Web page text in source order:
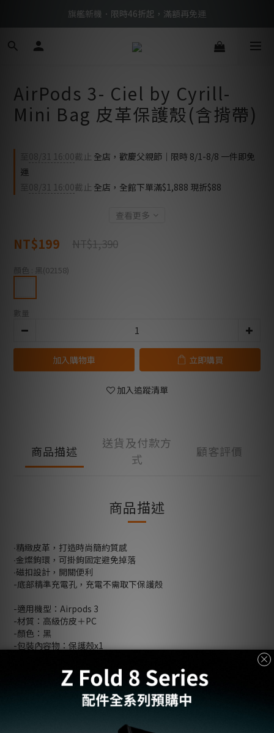
BTS限定優惠滿額現折再送好禮 → 手刀下單
旗艦新機．限時46折起，滿額再免運
BTS限定優惠滿額現折再送好禮 → 手刀下單
AirPods 3- Ciel by Cyrill-
Mini Bag 皮革保護殼(含揹帶)
08/31 16:00截止 全店，歡慶父親節｜限時 8/1-8/8 一件即免
運
08/31 16:00截止 全店，全館下單滿$1,888 現折$88
查看更多
NT$199 NT$1,390
顏色 : 黑(02158)
數量
加入購物車 立即購買
加入追蹤清單
商品描述
送貨及付款方
式
顧客評價
商品描述
∙精緻皮革，打造時尚簡約質感
∙金燦鉤環，可掛鉤固定避免掉落
∙磁扣設計，開關便利
-底部精準充電孔，充電不需取下保護殼
-適用機型：Airpods 3
-材質：高級仿皮＋PC
-顏色：黑
-包裝內容物：保護殼x1
了解更多